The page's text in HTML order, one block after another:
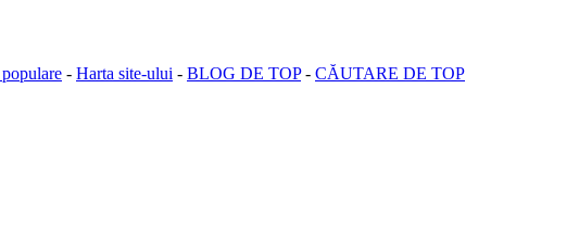
- Harta site-ului - BLOG DE TOP- CĂUTARE DE TOP